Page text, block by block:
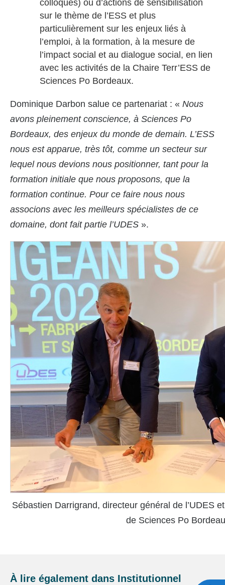
colloques) ou d’actions de sensibilisation
sur le thème de l’ESS et plus
particulièrement sur les enjeux liés à
l’emploi, à la formation, à la mesure de
l’impact social et au dialogue social, en lien
avec les activités de la Chaire Terr’ESS de
Sciences Po Bordeaux.
Dominique Darbon salue ce partenariat : «Nous
avons pleinement conscience, à Sciences Po
Bordeaux, des enjeux du monde de demain. L’ESS
nous est apparue, très tôt, comme un secteur sur
lequel nous devions nous positionner, tant pour la
formation initiale que nous proposons, que la
formation continue. Pour ce faire nous nous
associons avec les meilleurs spécialistes de ce
domaine, dont fait partie l’UDES ».
Sébastien Darrigrand, directeur général de l’UDES
de Sciences Po
À lire également dans Institutionnel